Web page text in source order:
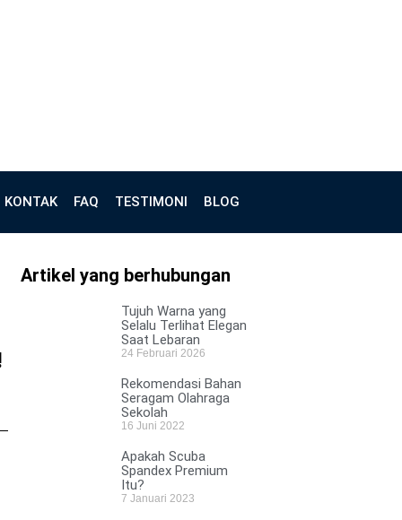
KONTAK FAQ TESTIMONI BLOG
Artikel yang berhubungan
Tujuh Warna yang
Selalu Terlihat Elegan
Saat Lebaran
24 Februari 2026
Rekomendasi Bahan
Seragam Olahraga
Sekolah
16 Juni 2022
Apakah Scuba
Spandex Premium
Itu?
7 Januari 2023